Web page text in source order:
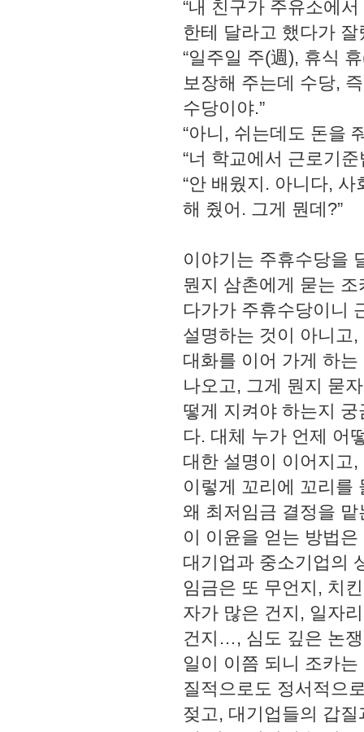
“내 친구가 주유소에
한테 달라고 했다가
“일주일 주(週), 휴식
보장해 주는데 수당,
수당이야.”
“아니, 쉬는데도 돈을
“너 학교에서 근로기
“안 배웠지. 아니다,
해 줬어. 그게 뭔데?”
이야기는 주휴수당을
뭔지 삼촌에게 묻는
다가가 주휴수당이니
설명하는 것이 아니고
대화를 이어 가게 하
나오고, 그게 뭔지 묻
떻게 지켜야 하는지
다. 대체 누가 언제 어
대한 설명이 이어지고
이렇게 꼬리에 꼬리를
왜 최저임금 결정을
이 이윤을 얻는 방법
대기업과 중소기업의
임금은 또 무언지, 치
자가 많은 건지, 일자
건지…, 심도 깊은 논
일이 이쯤 되니 조카
질적으로도 정서적으
젖고, 대기업들의 갑